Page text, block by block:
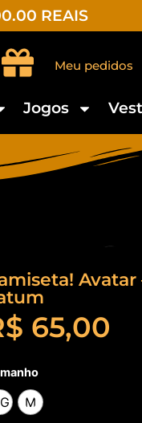
REAIS
Meu pedidos
Jogos
65,00
M